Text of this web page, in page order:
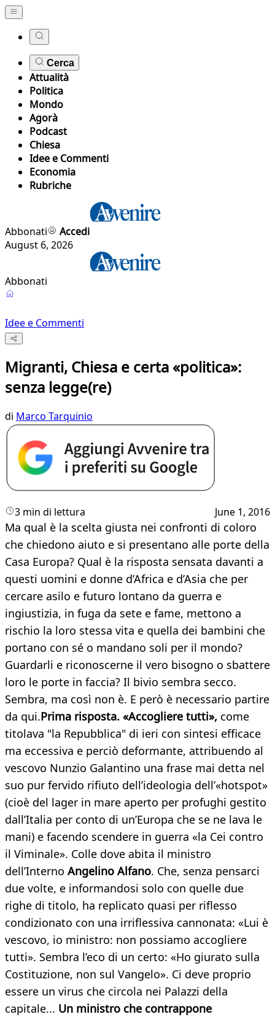
Cerca
Attualità
Politica
Mondo
Agorà
Podcast
Chiesa
Idee e Commenti
Economia
Rubriche
Abbonati
Accedi
August 6, 2026
Abbonati
Idee e Commenti
Migranti, Chiesa e certa «politica»:
senza legge(re)
di Marco Tarquinio
3 min di lettura June 1, 2016
Ma qual è la scelta giusta nei confronti di coloro
che chiedono aiuto e si presentano alle porte della
Casa Europa? Qual è la risposta sensata davanti a
questi uomini e donne d’Africa e d’Asia che per
cercare asilo e futuro lontano da guerra e
ingiustizia, in fuga da sete e fame, mettono a
rischio la loro stessa vita e quella dei bambini che
portano con sé o mandano soli per il mondo?
Guardarli e riconoscerne il vero bisogno o sbattere
loro le porte in faccia? Il bivio sembra secco.
Sembra, ma così non è. E però è necessario partire
da qui.Prima risposta. «Accogliere tutti», come
titolava "la Repubblica" di ieri con sintesi efficace
ma eccessiva e perciò deformante, attribuendo al
vescovo Nunzio Galantino una frase mai detta nel
suo pur fervido rifiuto dell’ideologia dell’«hotspot»
(cioè del lager in mare aperto per profughi gestito
dall’Italia per conto di un’Europa che se ne lava le
mani) e facendo scendere in guerra «la Cei contro
il Viminale». Colle dove abita il ministro
dell’Interno Angelino Alfano. Che, senza pensarci
due volte, e informandosi solo con quelle due
righe di titolo, ha replicato quasi per riflesso
condizionato con una irriflessiva cannonata: «Lui è
vescovo, io ministro: non possiamo accogliere
tutti». Sembra l’eco di un certo: «Ho giurato sulla
Costituzione, non sul Vangelo». Ci deve proprio
essere un virus che circola nei Palazzi della
capitale... Un ministro che contrappone